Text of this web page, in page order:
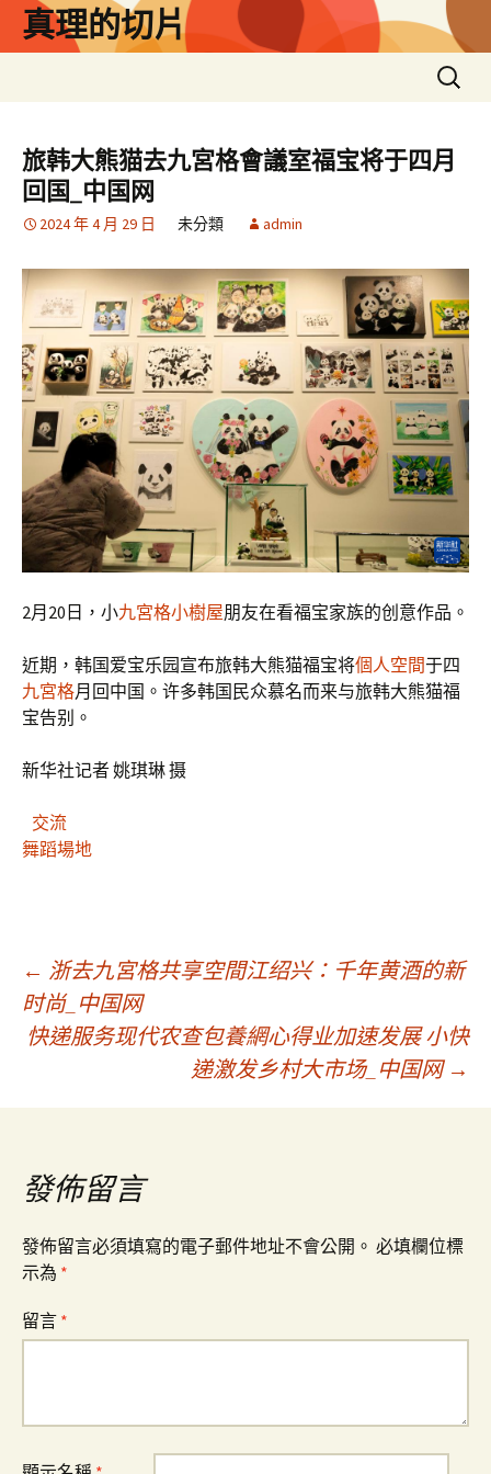
真理的切片
搜
尋
鍵
字:
旅韩大熊猫去九宮格會議室福宝将于四月
回国_中国网
2024 年 4 月 29 日 未分類 admin
2月20日，小九宮格小樹屋朋友在看福宝家族的创意作品。
近期，韩国爱宝乐园宣布旅韩大熊猫福宝将個人空間于四
九宮格月回中国。许多韩国民众慕名而来与旅韩大熊猫福
宝告别。
新华社记者 姚琪琳 摄
交流
舞蹈場地
文
章
導
覽
← 浙去九宮格共享空間江绍兴：千年黄酒的新
时尚_中国网
快递服务现代农查包養網心得业加速发展 小快
递激发乡村大市场_中国网 →
發佈留言
發佈留言必須填寫的電子郵件地址不會公開。 必填欄位標
示為 *
留言 *